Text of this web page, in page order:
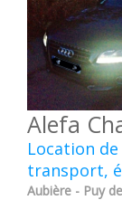
Alefa
Location
transport,
Aubière - Puy